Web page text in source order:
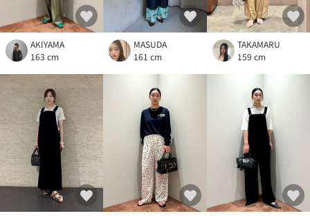
AKIYAMA
163 cm
MASUDA
161 cm
TAKAMARU
159 cm